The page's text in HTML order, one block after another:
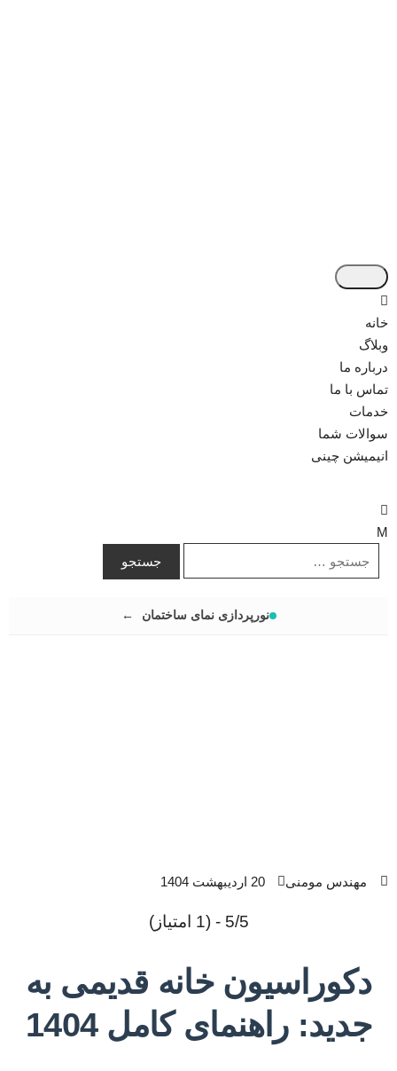
خانه
وبلاگ
درباره ما
تماس با ما
خدمات
سوالات شما
انیمیشن چینی
نورپردازی نمای ساختمان
مهندس مومنی 20 اردیبهشت 1404
5/5 - (1 امتیاز)
دکوراسیون خانه قدیمی به
جدید: راهنمای کامل 1404